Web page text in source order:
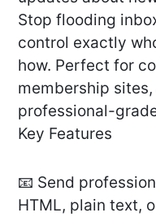
Stop flooding
control exactly
how. Perfect for
membership
professional-
Key Features
📧 Send
HTML, plain text,